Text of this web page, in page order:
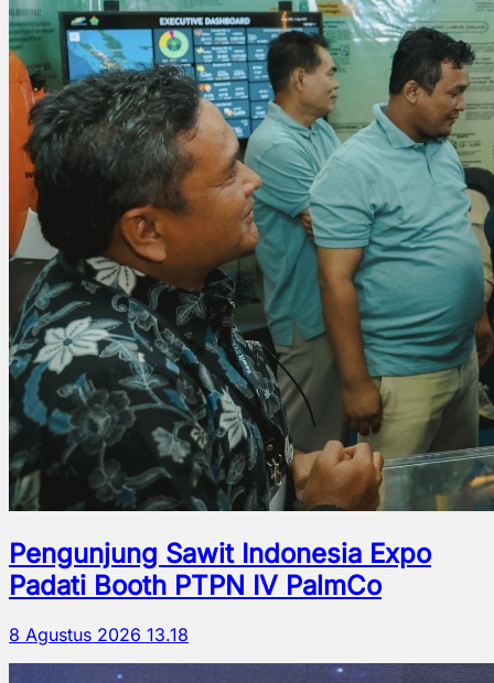
Pengunjung Sawit Indonesia Expo
Padati Booth PTPN IV PalmCo
8 Agustus 2026 13.18